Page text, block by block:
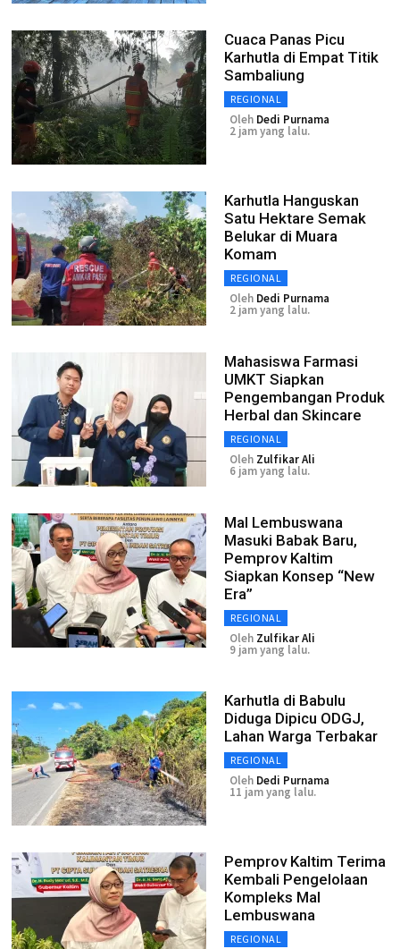
Cuaca Panas Picu
Karhutla di Empat Titik
Sambaliung
REGIONAL
Oleh Dedi Purnama
2 jam yang lalu.
Karhutla Hanguskan
Satu Hektare Semak
Belukar di Muara
Komam
REGIONAL
Oleh Dedi Purnama
2 jam yang lalu.
Mahasiswa Farmasi
UMKT Siapkan
Pengembangan Produk
Herbal dan Skincare
REGIONAL
Oleh Zulfikar Ali
6 jam yang lalu.
Mal Lembuswana
Masuki Babak Baru,
Pemprov Kaltim
Siapkan Konsep “New
Era”
REGIONAL
Oleh Zulfikar Ali
9 jam yang lalu.
Karhutla di Babulu
Diduga Dipicu ODGJ,
Lahan Warga Terbakar
REGIONAL
Oleh Dedi Purnama
11 jam yang lalu.
Pemprov Kaltim Terima
Kembali Pengelolaan
Kompleks Mal
Lembuswana
REGIONAL